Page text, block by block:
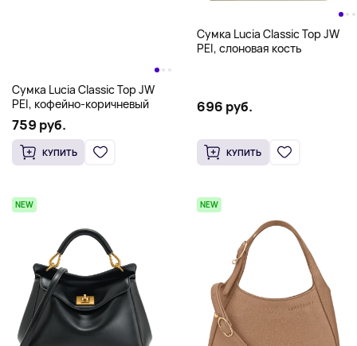
Сумка Lucia Classic Top JW
PEI, кофейно-коричневый
759 руб.
КУПИТЬ
Сумка Lucia Classic Top JW
PEI, слоновая кость
696 руб.
КУПИТЬ
NEW NEW